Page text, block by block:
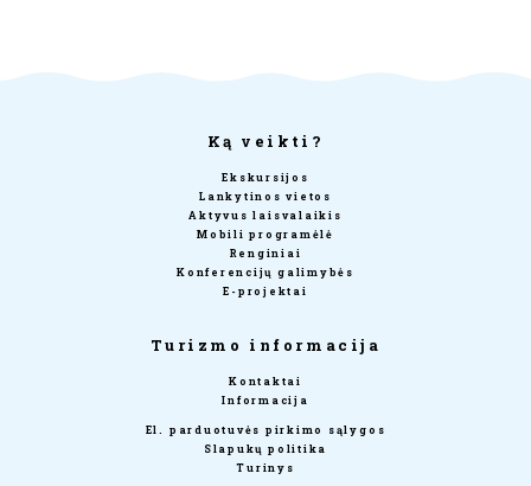
Ką veikti?
Ekskursijos
Lankytinos vietos
Aktyvus laisvalaikis
Mobili programėlė
Renginiai
Konferencijų galimybės
E-projektai
Turizmo informacija
Kontaktai
Informacija
El. parduotuvės pirkimo sąlygos
Slapukų politika
Turinys